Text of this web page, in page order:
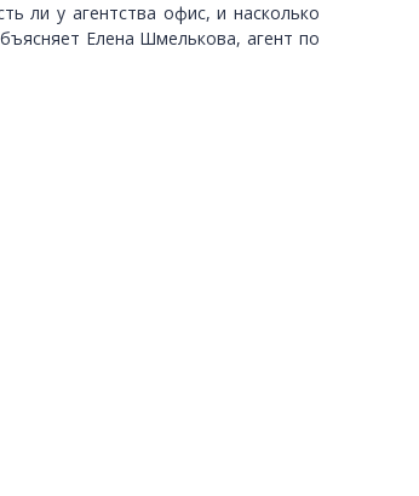
ли у агентства офис, и насколько
Елена Шмелькова, агент по